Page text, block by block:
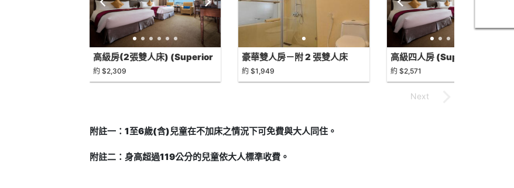
高級房(2張雙人床) (Superior
Two Double Bed)
約 $2,309
豪華雙人房－附 2 張雙人床
(Deluxe Double Room with
Two Double Beds)
約 $1,949
高級四人房 (Superior Quad)
約 $2,571
附註一：1至6歲(含)兒童在不加床之情況下可免費與大人同住。
附註二：身高超過119公分的兒童依大人標準收費。